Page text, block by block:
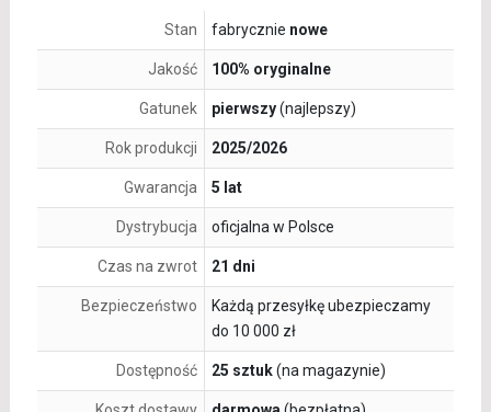
Stan fabrycznie nowe
Jakość 100% oryginalne
Gatunek pierwszy(najlepszy)
Rok produkcji 2025/2026
Gwarancja 5 lat
Dystrybucja oficjalna w Polsce
Czas na zwrot 21 dni
Bezpieczeństwo
Każdą przesyłkę ubezpieczamy
do 10 000 zł
Dostępność 25 sztuk(na magazynie)